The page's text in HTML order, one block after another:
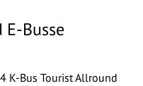
E-Busse
K-Bus Tourist Allround